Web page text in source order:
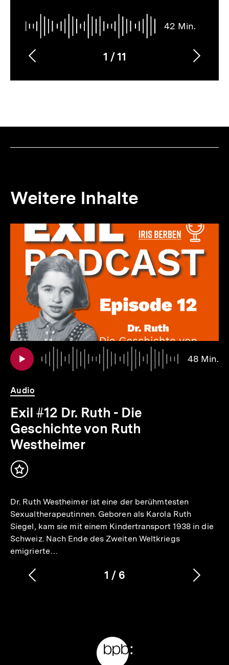
42 Min.
Karussellinhalt
1
von
/11
Vorherigen
Inhalt
Inhalt
Weitere Inhalte
Inhaltskarousell
weitere
Inhalte
Inhaltskarussell
überspringen
48 Min.
Audio
Exil #12 Dr. Ruth - Die
Geschichte von Ruth
Westheimer
Inhalt
Dr. Ruth Westheimer ist eine der berühmtesten
Sexualtherapeutinnen. Geboren als Karola Ruth
Siegel, kam sie mit einem Kindertransport 1938 in die
Schweiz. Nach Ende des Zweiten Weltkriegs
emigrierte…
Karussellinhalt
1
von
/ 6
Vorherigen